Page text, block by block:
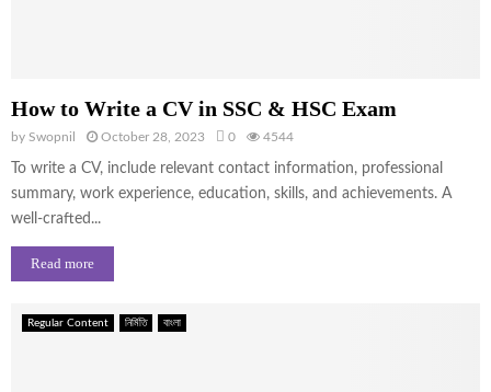
How to Write a CV in SSC & HSC Exam
by Swopnil October 28, 2023 0 4544
To write a CV, include relevant contact information, professional
summary, work experience, education, skills, and achievements. A
well-crafted...
Read more
Regular Content নির্মিতি বাংলা